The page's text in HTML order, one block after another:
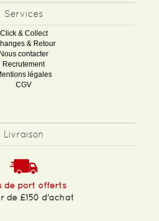
Services
Click & Collect
& Retour
Nous contacter
Recrutement
légales
CGV
Livraison
de port offerts
de £150 d'achat